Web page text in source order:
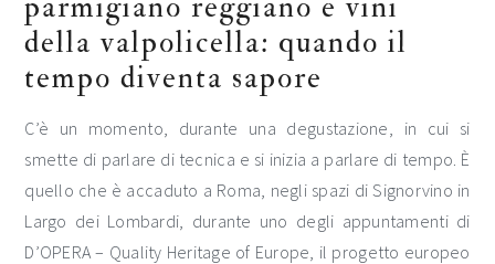
della valpolicella: quando il
tempo diventa sapore
C’è un momento, durante una degustazione, in cui si
smette di parlare di tecnica e si inizia a parlare di tempo. È
quello che è accaduto a Roma, negli spazi di Signorvino in
Largo dei Lombardi, durante uno degli appuntamenti di
D’OPERA – Quality Heritage of Europe, il progetto europeo